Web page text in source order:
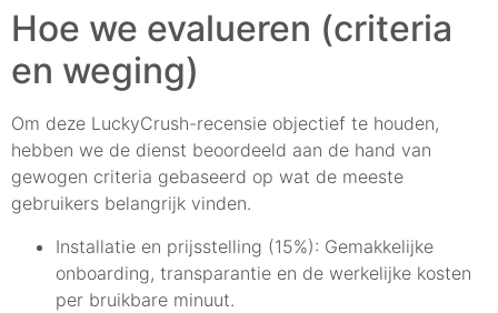
Hoe we evalueren (criteria
en weging)
Om deze LuckyCrush-recensie objectief te houden,
hebben we de dienst beoordeeld aan de hand van
gewogen criteria gebaseerd op wat de meeste
gebruikers belangrijk vinden.
Installatie en prijsstelling (15%): Gemakkelijke
onboarding, transparantie en de werkelijke kosten
per bruikbare minuut.